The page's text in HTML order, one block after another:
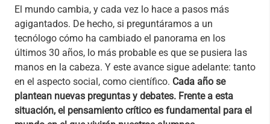
El mundo cambia, y cada vez lo hace a pasos más
agigantados. De hecho, si preguntáramos a un
tecnólogo cómo ha cambiado el panorama en los
últimos 30 años, lo más probable es que se pusiera las
manos en la cabeza. Y este avance sigue adelante: tanto
en el aspecto social, como científico. Cada año se
plantean nuevas preguntas y debates. Frente a esta
situación, el pensamiento crítico es fundamental para el